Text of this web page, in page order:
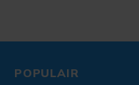
POPULAIR